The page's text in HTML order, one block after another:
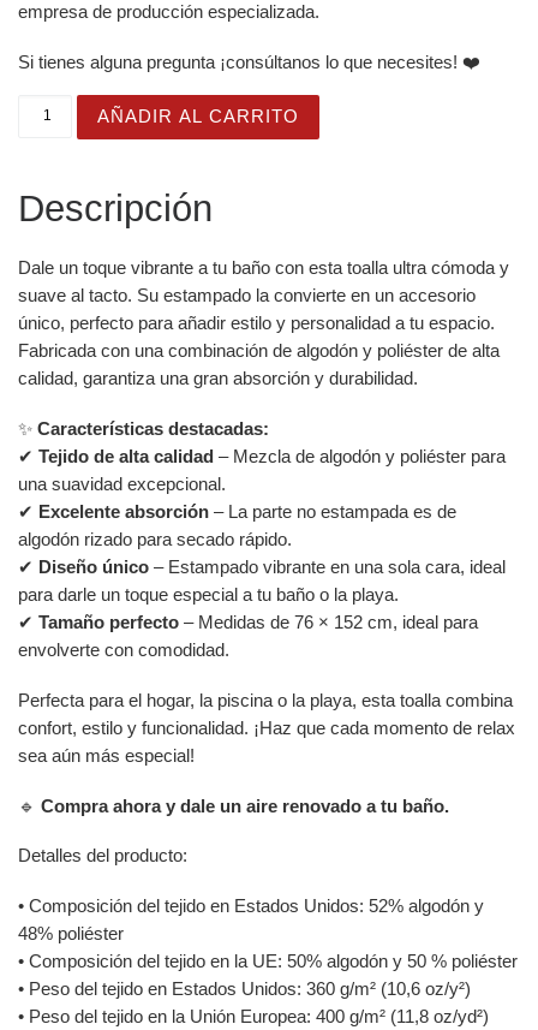
empresa de producción especializada.
Si tienes alguna pregunta ¡consúltanos lo que necesites! ❤️
Toalla de baño y playa con dos gatos cariñosos de
AÑADIR AL CARRITO
Descripción
Dale un toque vibrante a tu baño con esta toalla ultra cómoda y
suave al tacto. Su estampado la convierte en un accesorio
único, perfecto para añadir estilo y personalidad a tu espacio.
Fabricada con una combinación de algodón y poliéster de alta
calidad, garantiza una gran absorción y durabilidad.
✨ Características destacadas:
✔ Tejido de alta calidad – Mezcla de algodón y poliéster para
una suavidad excepcional.
✔ Excelente absorción – La parte no estampada es de
algodón rizado para secado rápido.
✔ Diseño único – Estampado vibrante en una sola cara, ideal
para darle un toque especial a tu baño o la playa.
✔ Tamaño perfecto – Medidas de 76 × 152 cm, ideal para
envolverte con comodidad.
Perfecta para el hogar, la piscina o la playa, esta toalla combina
confort, estilo y funcionalidad. ¡Haz que cada momento de relax
sea aún más especial!
🔹 Compra ahora y dale un aire renovado a tu baño.
Detalles del producto:
• Composición del tejido en Estados Unidos: 52% algodón y
48% poliéster
• Composición del tejido en la UE: 50% algodón y 50 % poliéster
• Peso del tejido en Estados Unidos: 360 g/m² (10,6 oz/y²)
• Peso del tejido en la Unión Europea: 400 g/m² (11,8 oz/yd²)